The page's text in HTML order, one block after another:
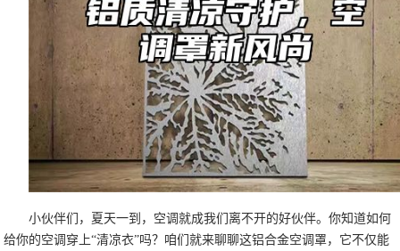
小伙伴们，夏天一到，空调就成我们离不开的好伙伴。你知道如何
给你的空调穿上“清凉衣”吗？咱们就来聊聊这铝合金空调罩，它不仅能